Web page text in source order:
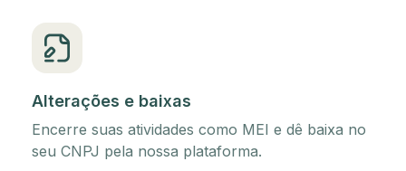
Alterações e baixas
Encerre suas atividades como MEI e dê baixa no
seu CNPJ pela nossa plataforma.